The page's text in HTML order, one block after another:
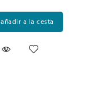
añadir a la cesta